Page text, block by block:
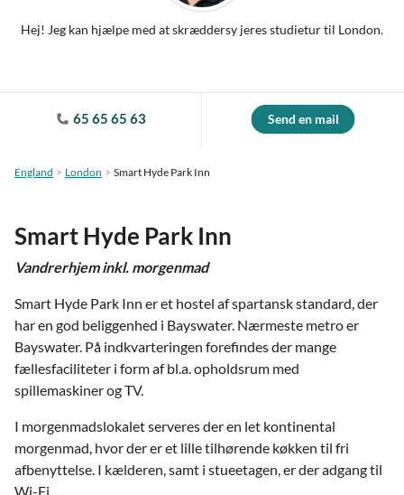
Hej! Jeg kan hjælpe med at skræddersy jeres studietur til London.
65 65 65 63 Send en mail
England London Smart Hyde Park Inn
Smart Hyde Park Inn
Vandrerhjem inkl. morgenmad
Smart Hyde Park Inn er et hostel af spartansk standard, der
har en god beliggenhed i Bayswater. Nærmeste metro er
Bayswater. På indkvarteringen forefindes der mange
fællesfaciliteter i form af bl.a. opholdsrum med
spillemaskiner og TV.
I morgenmadslokalet serveres der en let kontinental
morgenmad, hvor der er et lille tilhørende køkken til fri
afbenyttelse. I kælderen, samt i stueetagen, er der adgang til
Wi-Fi.